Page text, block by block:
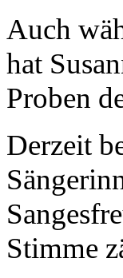
Auch
hat
Proben
Derzeit
Stimme